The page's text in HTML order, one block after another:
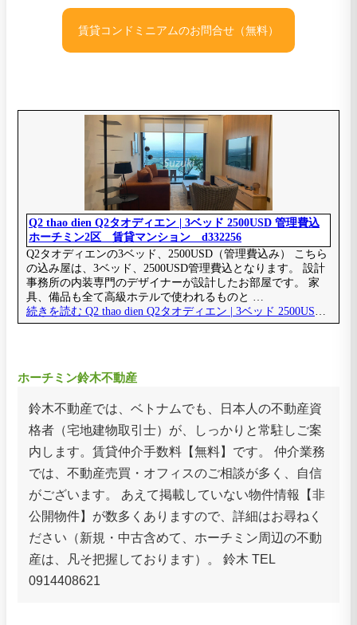
賃貸コンドミニアムのお問合せ（無料）
ホーチミン鈴木不動産
鈴木不動産では、ベトナムでも、日本人の不動産資
格者（宅地建物取引士）が、しっかりと常駐しご案
内します。賃貸仲介手数料【無料】です。 仲介業務
では、不動産売買・オフィスのご相談が多く、自信
がございます。 あえて掲載していない物件情報【非
公開物件】が数多くありますので、詳細はお尋ねく
ださい（新規・中古含めて、ホーチミン周辺の不動
産は、凡そ把握しております）。 鈴木 TEL
0914408621